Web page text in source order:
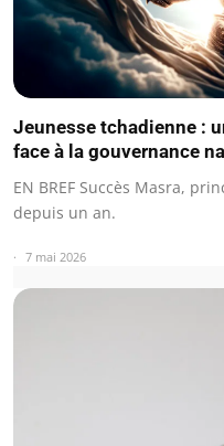
Jeunesse tchadienne :
face à la gouvernance
EN BREF Succès Masra,
depuis un an.
7 mai 2026